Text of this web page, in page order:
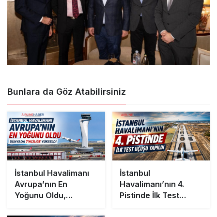
Bunlara da Göz Atabilirsiniz
İstanbul Havalimanı
Avrupa’nın En
Yoğunu Oldu,
İstanbul
Havalimanı’nın 4.
Pistinde İlk Test